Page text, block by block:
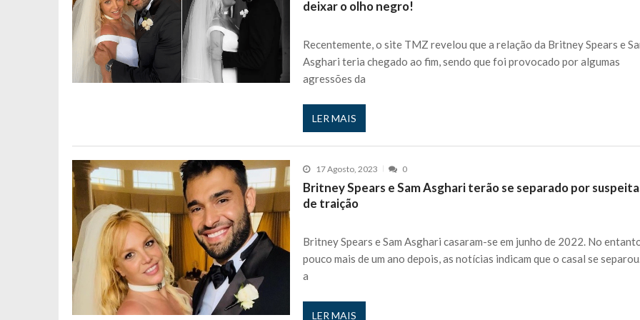
deixar o olho negro!
Recentemente, o site TMZ revelou que a relação da Britney Spears e
Asghari teria chegado ao fim, sendo que foi provocado por algumas
agressões da
LER MAIS
17 Agosto, 2023 0
Britney Spears e Sam Asghari terão se separado por
de traição
Britney Spears e Sam Asghari casaram-se em junho de 2022. No
pouco mais de um ano depois, as notícias indicam que o casal se
a
LER MAIS